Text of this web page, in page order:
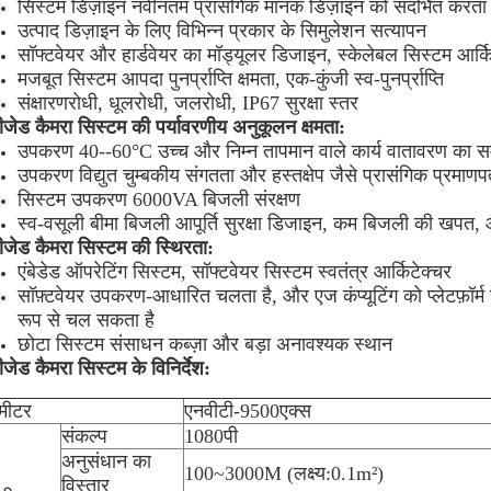
सिस्टम डिज़ाइन नवीनतम प्रासंगिक मानक डिज़ाइन को संदर्भित
उत्पाद डिज़ाइन के लिए विभिन्न प्रकार के सिमुलेशन सत्यापन
सॉफ्टवेयर और हार्डवेयर का मॉड्यूलर डिजाइन, स्केलेबल सिस्टम
मजबूत सिस्टम आपदा पुनर्प्राप्ति क्षमता, एक-कुंजी स्व-पुनर्प्राप्ति
संक्षारणरोधी, धूलरोधी, जलरोधी, IP67 सुरक्षा स्तर
कैमरा सिस्टम की पर्यावरणीय अनुकूलन क्षमता:
उपकरण 40--60°C उच्च और निम्न तापमान वाले कार्य वातावरण का
उपकरण विद्युत चुम्बकीय संगतता और हस्तक्षेप जैसे प्रासंगिक
सिस्टम उपकरण 6000VA बिजली संरक्षण
स्व-वसूली बीमा बिजली आपूर्ति सुरक्षा डिजाइन, कम बिजली की
कैमरा सिस्टम की स्थिरता:
एंबेडेड ऑपरेटिंग सिस्टम, सॉफ्टवेयर सिस्टम स्वतंत्र आर्किटेक्चर
सॉफ़्टवेयर उपकरण-आधारित चलता है, और एज कंप्यूटिंग को
रूप से चल सकता है
छोटा सिस्टम संसाधन कब्ज़ा और बड़ा अनावश्यक स्थान
कैमरा सिस्टम के विनिर्देश:
एनवीटी-9500एक्स
संकल्प
1080पी
अनुसंधान का
विस्तार
100~3000M (लक्ष्य:0.1m²)